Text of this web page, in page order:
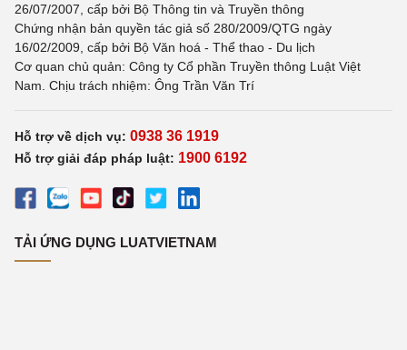
26/07/2007, cấp bởi Bộ Thông tin và Truyền thông
Chứng nhận bản quyền tác giả số 280/2009/QTG ngày
16/02/2009, cấp bởi Bộ Văn hoá - Thể thao - Du lịch
Cơ quan chủ quản: Công ty Cổ phần Truyền thông Luật Việt
Nam. Chịu trách nhiệm: Ông Trần Văn Trí
Hỗ trợ về dịch vụ: 0938 36 1919
Hỗ trợ giải đáp pháp luật: 1900 6192
TẢI ỨNG DỤNG LUATVIETNAM